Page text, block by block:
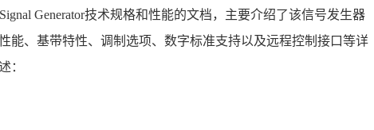
Generator技术规格和性能的文档，主要介绍了该信号发生器
能、基带特性、调制选项、数字标准支持以及远程控制接口等详
：